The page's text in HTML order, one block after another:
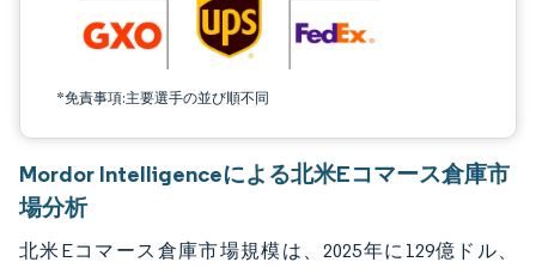
*免責事項:主要選手の並び順不同
Mordor Intelligenceによる北米Eコマース倉庫市
場分析
北米Eコマース倉庫市場規模は、2025年に129億ドル、